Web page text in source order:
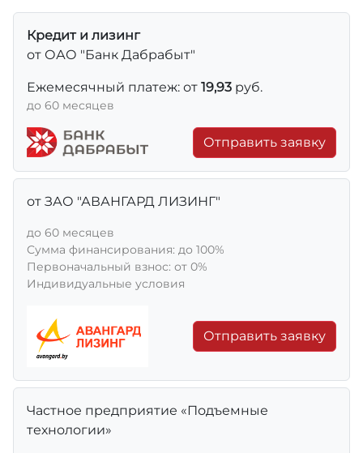
Кредит и лизинг
от ОАО "Банк Дабрабыт"
Ежемесячный платеж: от 19,93 руб.
до 60 месяцев
Отправить заявку
от ЗАО "АВАНГАРД ЛИЗИНГ"
до 60 месяцев
Сумма финансирования: до 100%
Первоначальный взнос: от 0%
Индивидуальные условия
Отправить заявку
Частное предприятие «Подъемные
технологии»